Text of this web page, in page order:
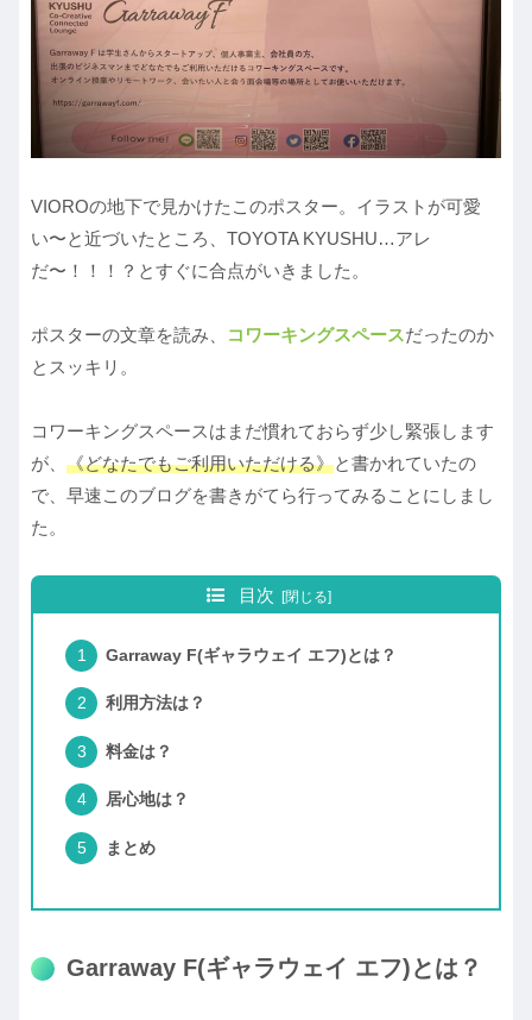
VIOROの地下で見かけたこのポスター。イラストが可愛
い〜と近づいたところ、TOYOTA KYUSHU…アレ
だ〜！！！？とすぐに合点がいきました。
ポスターの文章を読み、 コワーキングスペースだったのか
とスッキリ。
コワーキングスペースはまだ慣れておらず少し緊張します
が、 《どなたでもご利用いただける》と書かれていたの
で、早速このブログを書きがてら行ってみることにしまし
た。
目次
Garraway F(ギャラウェイ エフ)とは？
利用方法は？
料金は？
居心地は？
まとめ
Garraway F(ギャラウェイ エフ)とは？